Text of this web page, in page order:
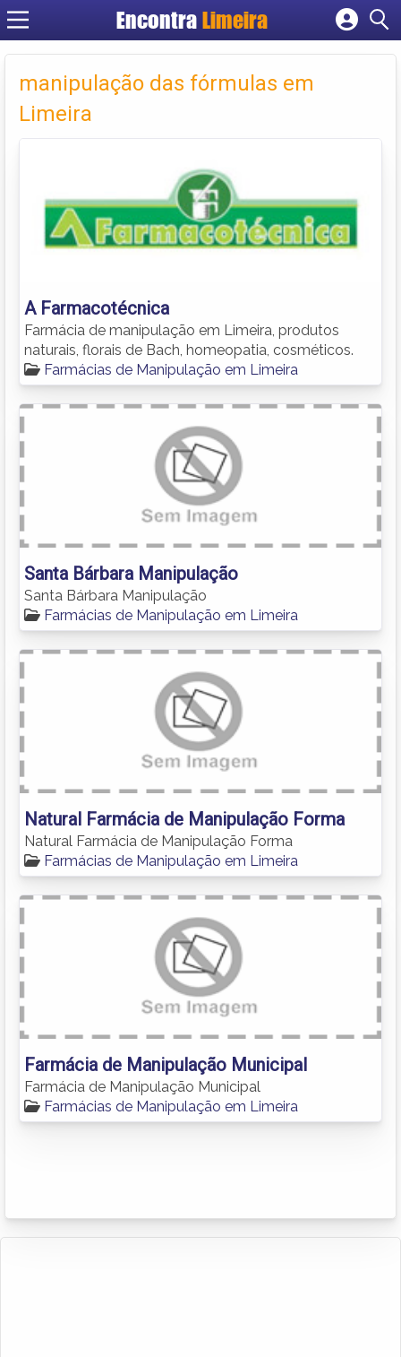
Encontra Limeira
Cadastrar empresa
Criar conta
manipulação das fórmulas em
Limeira
A Farmacotécnica
Farmácia de manipulação em Limeira, produtos
naturais, florais de Bach, homeopatia, cosméticos.
Farmácias de Manipulação em Limeira
Santa Bárbara Manipulação
Santa Bárbara Manipulação
Farmácias de Manipulação em Limeira
Natural Farmácia de Manipulação Forma
Natural Farmácia de Manipulação Forma
Farmácias de Manipulação em Limeira
Farmácia de Manipulação Municipal
Farmácia de Manipulação Municipal
Farmácias de Manipulação em Limeira